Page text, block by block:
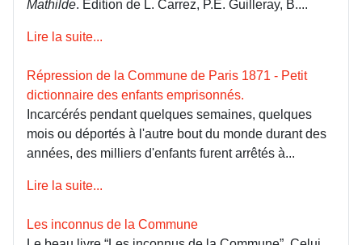
Mathilde. Édition de L. Carrez, P.E. Guilleray, B....
Lire la suite...
Répression de la Commune de Paris 1871 - Petit
dictionnaire des enfants emprisonnés.
Incarcérés pendant quelques semaines, quelques
mois ou déportés à l'autre bout du monde durant des
années, des milliers d'enfants furent arrêtés à...
Lire la suite...
Les inconnus de la Commune